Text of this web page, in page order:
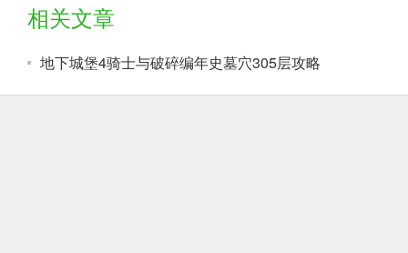
相关文章
地下城堡4骑士与破碎编年史墓穴305层攻略